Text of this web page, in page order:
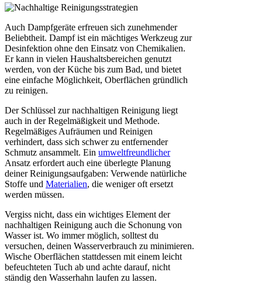
Auch Dampfgeräte erfreuen sich zunehmender
Beliebtheit. Dampf ist ein mächtiges Werkzeug zur
Desinfektion ohne den Einsatz von Chemikalien.
Er kann in vielen Haushaltsbereichen genutzt
werden, von der Küche bis zum Bad, und bietet
eine einfache Möglichkeit, Oberflächen gründlich
zu reinigen.
Der Schlüssel zur nachhaltigen Reinigung liegt
auch in der Regelmäßigkeit und Methode.
Regelmäßiges Aufräumen und Reinigen
verhindert, dass sich schwer zu entfernender
Schmutz ansammelt. Ein umweltfreundlicher
Ansatz erfordert auch eine überlegte Planung
deiner Reinigungsaufgaben: Verwende natürliche
Stoffe und Materialien, die weniger oft ersetzt
werden müssen.
Vergiss nicht, dass ein wichtiges Element der
nachhaltigen Reinigung auch die Schonung von
Wasser ist. Wo immer möglich, solltest du
versuchen, deinen Wasserverbrauch zu minimieren.
Wische Oberflächen stattdessen mit einem leicht
befeuchteten Tuch ab und achte darauf, nicht
ständig den Wasserhahn laufen zu lassen.